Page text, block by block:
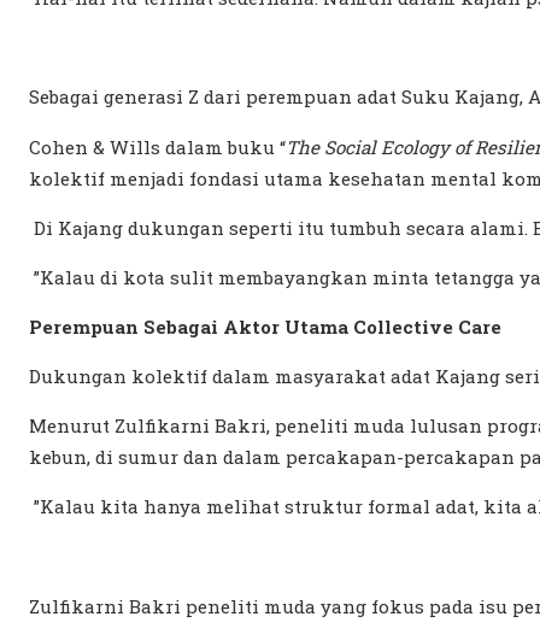
Sebagai generasi Z dari perempuan adat Suku
Cohen & Wills dalam buku “The Social Ecology of
kolektif menjadi fondasi utama kesehatan mental
Di Kajang dukungan seperti itu tumbuh secara
”Kalau di kota sulit membayangkan minta tetangga
Perempuan Sebagai Aktor Utama Collective Care
Dukungan kolektif dalam masyarakat adat Kajang
Menurut Zulfikarni Bakri, peneliti muda lulusan
kebun, di sumur dan dalam percakapan-percakapan
”Kalau kita hanya melihat struktur formal adat, kita
Zulfikarni Bakri peneliti muda yang fokus pada isu